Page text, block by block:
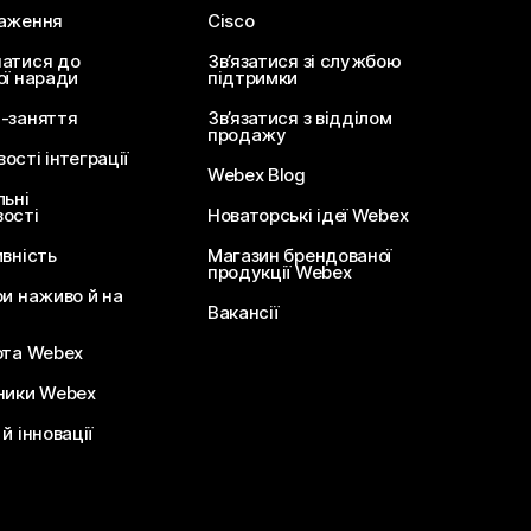
до
наради
заняття
інтеграції
наживо й на
Webex
Webex
інновації
Cisco
Зв’язатися зі службою
підтримки
Зв’язатися з відділом
продажу
Webex Blog
Новаторські ідеї Webex
Магазин брендованої
продукції Webex
Вакансії